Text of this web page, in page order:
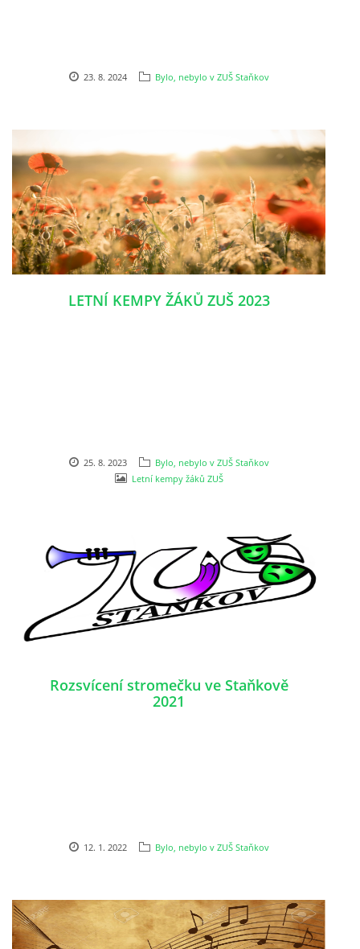
23. 8. 2024 Bylo, nebylo v ZUŠ Staňkov
LETNÍ KEMPY ŽÁKŮ ZUŠ 2023
25. 8. 2023
Bylo, nebylo v ZUŠ Staňkov
Letní kempy žáků ZUŠ
Rozsvícení stromečku ve Staňkově
2021
12. 1. 2022 Bylo, nebylo v ZUŠ Staňkov